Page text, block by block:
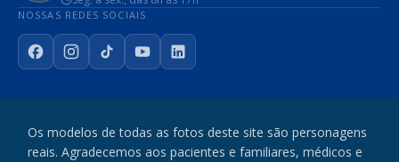
NOSSAS REDES SOCIAIS
FacebookInstagram
TikTokYouTubeLinkedIn
Os modelos de todas as fotos deste site são personagens
reais. Agradecemos aos pacientes e familiares, médicos e